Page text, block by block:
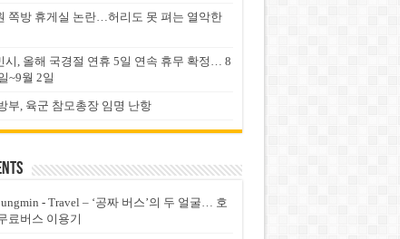
쪽방 휴게실 논란…허리도 못 펴는 열악한
시, 올해 국경절 연휴 5일 연속 휴무 확정… 8
~9월 2일
부, 육군 참모총장 임명 난항
- Travel – ‘공짜 버스’의 두 얼굴… 호
료버스 이용기